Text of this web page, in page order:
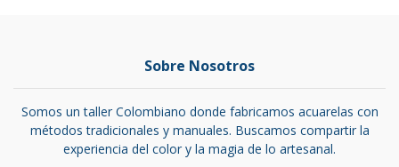
Sobre Nosotros
Somos un taller Colombiano donde fabricamos acuarelas con
métodos tradicionales y manuales. Buscamos compartir la
experiencia del color y la magia de lo artesanal.